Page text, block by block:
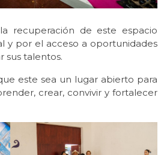
recuperación de este espacio
y por el acceso a oportunidades
sus talentos.
este sea un lugar abierto para
crear, convivir y fortalecer